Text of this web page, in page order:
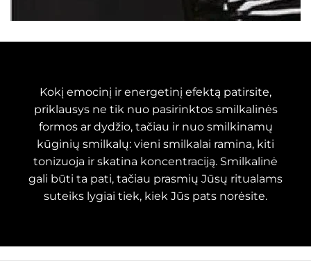
Kokį emocinį ir energetinį efektą patirsite,
priklausys ne tik nuo pasirinktos smilkalinės
formos ar dydžio, tačiau ir nuo smilkinamų
kūginių smilkalų: vieni smilkalai ramina, kiti
tonizuoja ir skatina koncentraciją. Smilkalinė
gali būti ta pati, tačiau prasmių Jūsų ritualams
suteiks lygiai tiek, kiek Jūs pats norėsite.